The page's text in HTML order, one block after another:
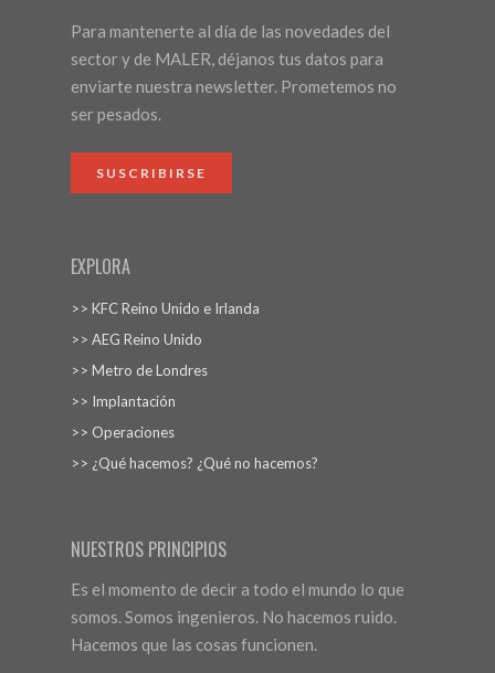
Para mantenerte al día de las novedades del
sector y de MALER, déjanos tus datos para
enviarte nuestra newsletter. Prometemos no
ser pesados.
SUSCRIBIRSE
EXPLORA
>> KFC Reino Unido e Irlanda
>> AEG Reino Unido
>> Metro de Londres
>> Implantación
>> Operaciones
>> ¿Qué hacemos? ¿Qué no hacemos?
NUESTROS PRINCIPIOS
Es el momento de decir a todo el mundo lo que
somos. Somos ingenieros. No hacemos ruido.
Hacemos que las cosas funcionen.